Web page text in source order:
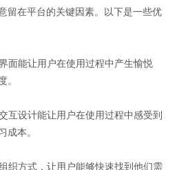
留在平台的关键因素。以下是一些优
面能让用户在使用过程中产生愉悦
。
互设计能让用户在使用过程中感受到
成本。
织方式，让用户能够快速找到他们需